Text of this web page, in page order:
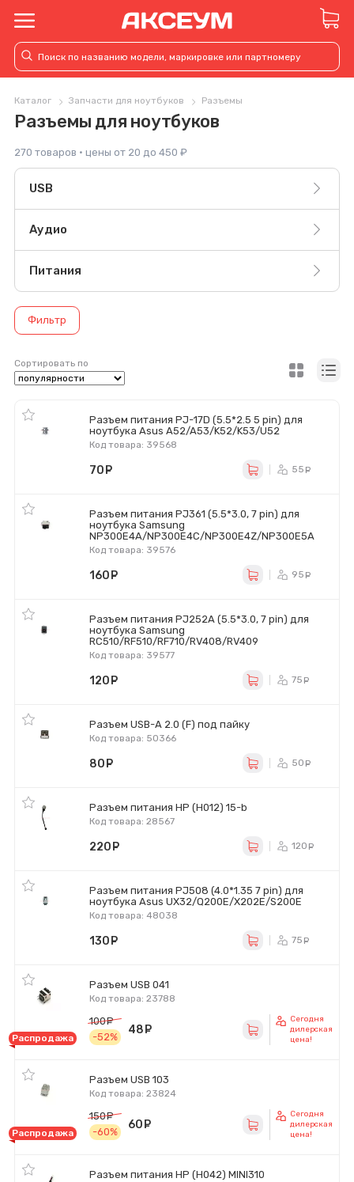
Каталог Запчасти для ноутбуков Разъемы
Разъемы для ноутбуков
270 товаров · цены от 20 до 450 ₽
USB
Аудио
Питания
Фильтр
Сортировать по
Разъем питания PJ-17D (5.5*2.5 5 pin) для
ноутбука Asus A52/A53/K52/K53/U52
Код товара: 39568
70 55
Разъем питания PJ361 (5.5*3.0, 7 pin) для
ноутбука Samsung
NP300E4A/NP300E4C/NP300E4Z/NP300E5A
Код товара: 39576
160 95
Разъем питания PJ252A (5.5*3.0, 7 pin) для
ноутбука Samsung
RC510/RF510/RF710/RV408/RV409
Код товара: 39577
120 75
Разъем USB-A 2.0 (F) под пайку
Код товара: 50366
80 50
Разъем питания HP (H012) 15-b
Код товара: 28567
220 120
Разъем питания PJ508 (4.0*1.35 7 pin) для
ноутбука Asus UX32/Q200E/X202E/S200E
Код товара: 48038
130 75
Разъем USB 041
Код товара: 23788
Распродажа
100
руб.
-52%
48
Сегодня
дилерская
цена!
Разъем USB 103
Код товара: 23824
Распродажа
150
руб.
-60%
60
Сегодня
дилерская
цена!
Разъем питания HP (H042) MINI310